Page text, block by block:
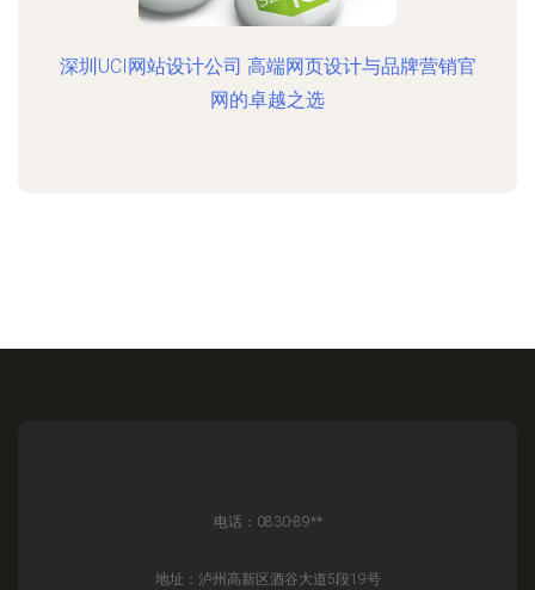
深圳UCI网站设计公司 高端网页设计与品牌营销官
网的卓越之选
电话：0830-89**
地址：泸州高新区酒谷大道5段19号